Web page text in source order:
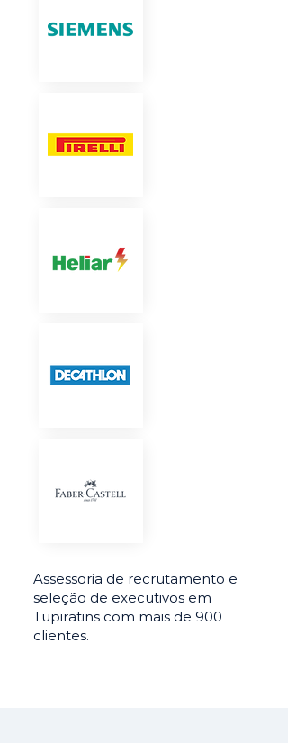
Assessoria de recrutamento e
seleção de executivos em
Tupiratins com mais de 900
clientes.